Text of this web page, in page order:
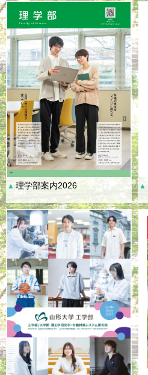
▲理学部案内2026 ▲